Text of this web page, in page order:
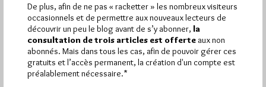
De plus, afin de ne pas « racketter » les nombreux visiteurs
occasionnels et de permettre aux nouveaux lecteurs de
découvrir un peu le blog avant de s’y abonner, la
consultation de trois articles est offerte aux non
abonnés. Mais dans tous les cas, afin de pouvoir gérer ces
gratuits et l’accès permanent, la création d'un compte est
préalablement nécessaire.*